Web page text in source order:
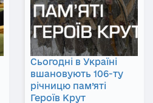
Сьогодні в Україні
вшановують 106-ту
річницю пам’яті
Героїв Крут